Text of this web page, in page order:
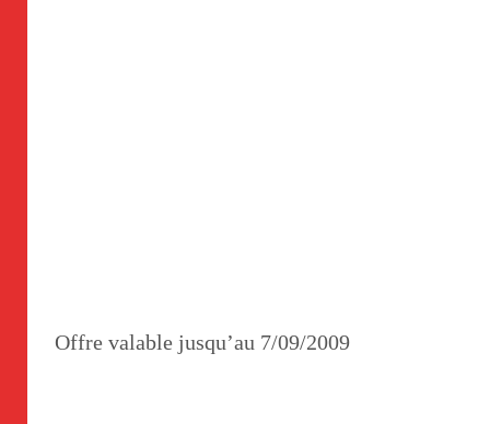
Offre valable jusqu’au 7/09/2009